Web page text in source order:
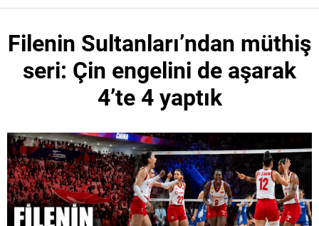
Filenin Sultanları’ndan müthiş
seri: Çin engelini de aşarak
4’te 4 yaptık